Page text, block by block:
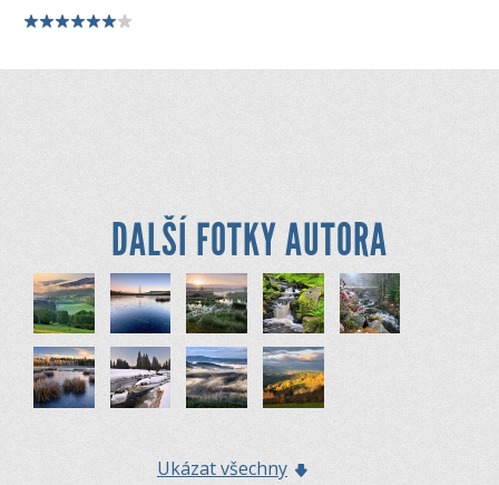
DALŠÍ FOTKY AUTORA
Ukázat všechny